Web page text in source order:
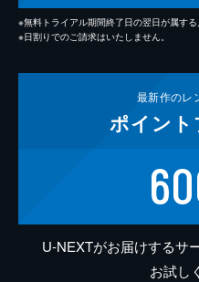
※無料トライアル期間終了日の翌日が属する
※日割りでのご請求はいたしません。
最新作のレ
ポイント
U-NEXTがお届けするサ
お試し